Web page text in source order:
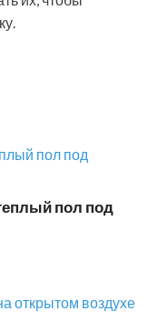
пол под